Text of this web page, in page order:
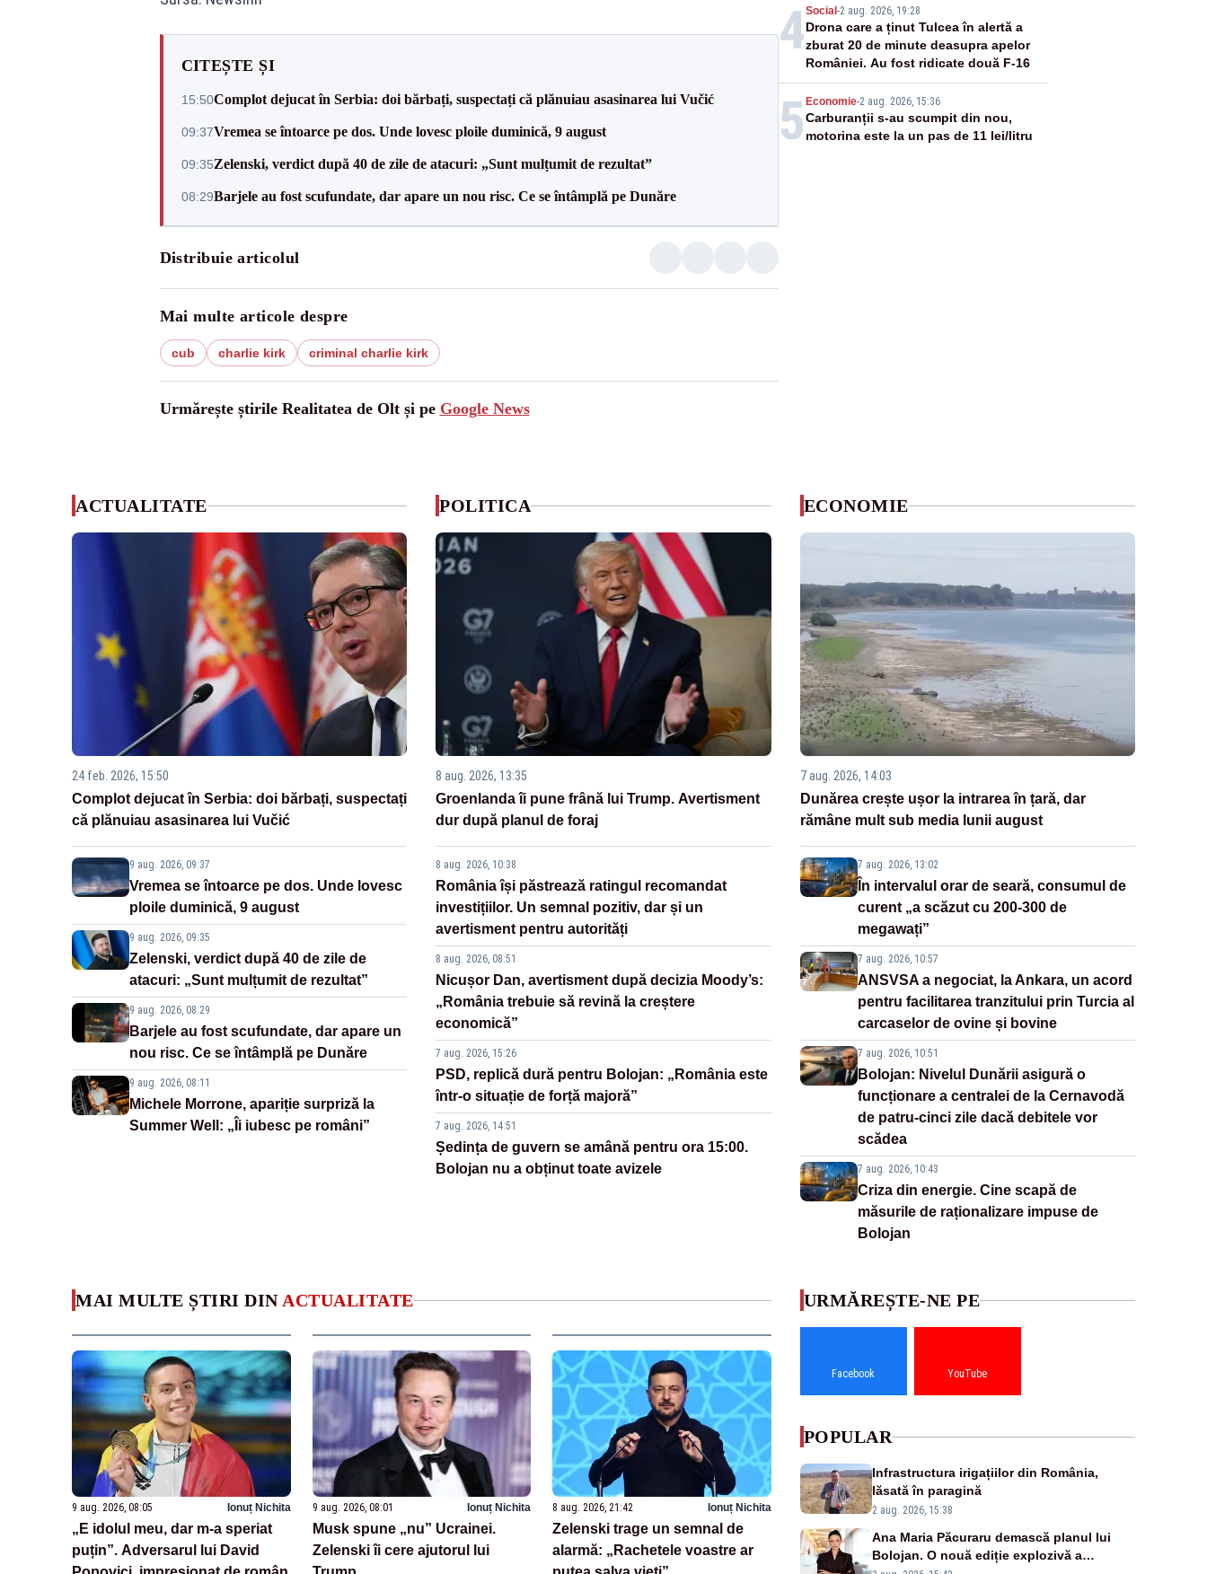
CITEȘTE ȘI
15:50Complot dejucat în Serbia: doi bărbați, suspectați că plănuiau asasinarea lui Vučić
09:37Vremea se întoarce pe dos. Unde lovesc ploile duminică, 9 august
09:35Zelenski, verdict după 40 de zile de atacuri: „Sunt mulțumit de rezultat”
08:29Barjele au fost scufundate, dar apare un nou risc. Ce se întâmplă pe Dunăre
Distribuie articolul
Mai multe articole despre
cub charlie kirk criminal charlie kirk
Urmărește știrile Realitatea de Olt și pe Google News
4Social -2 aug. 2026, 19:28
Drona care a ținut Tulcea în alertă a
zburat 20 de minute deasupra apelor
României. Au fost ridicate două F-16
5 Economie-2 aug. 2026, 15:36
Carburanții s-au scumpit din nou,
motorina este la un pas de 11 lei/litru
ACTUALITATE
24 feb. 2026, 15:50
Complot dejucat în Serbia: doi bărbați, suspectați
că plănuiau asasinarea lui Vučić
9 aug. 2026, 09:37
Vremea se întoarce pe dos. Unde lovesc
ploile duminică, 9 august
9 aug. 2026, 09:35
Zelenski, verdict după 40 de zile de
atacuri: „Sunt mulțumit de rezultat”
9 aug. 2026, 08:29
Barjele au fost scufundate, dar apare un
nou risc. Ce se întâmplă pe Dunăre
9 aug. 2026, 08:11
Michele Morrone, apariție surpriză la
Summer Well: „Îi iubesc pe români”
POLITICA
8 aug. 2026, 13:35
Groenlanda îi pune frână lui Trump. Avertisment
dur după planul de foraj
8 aug. 2026, 10:38
România își păstrează ratingul recomandat
investițiilor. Un semnal pozitiv, dar și un
avertisment pentru autorități
8 aug. 2026, 08:51
Nicușor Dan, avertisment după decizia Moody’s:
„România trebuie să revină la creștere
economică”
7 aug. 2026, 15:26
PSD, replică dură pentru Bolojan: „România este
într-o situație de forță majoră”
7 aug. 2026, 14:51
Ședința de guvern se amână pentru ora 15:00.
Bolojan nu a obținut toate avizele
ECONOMIE
7 aug. 2026, 14:03
Dunărea crește ușor la intrarea în țară, dar
rămâne mult sub media lunii august
7 aug. 2026, 13:02
În intervalul orar de seară, consumul de
curent „a scăzut cu 200-300 de
megawați”
7 aug. 2026, 10:57
ANSVSA a negociat, la Ankara, un acord
pentru facilitarea tranzitului prin Turcia al
carcaselor de ovine și bovine
7 aug. 2026, 10:51
Bolojan: Nivelul Dunării asigură o
funcționare a centralei de la Cernavodă
de patru-cinci zile dacă debitele vor
scădea
7 aug. 2026, 10:43
Criza din energie. Cine scapă de
măsurile de raționalizare impuse de
Bolojan
MAI MULTE ȘTIRI DIN ACTUALITATE
9 aug. 2026, 08:05 Ionuț Nichita
„E idolul meu, dar m-a speriat
puțin”. Adversarul lui David
9 aug. 2026, 08:01 Ionuț Nichita
Musk spune „nu” Ucrainei.
Zelenski îi cere ajutorul lui
8 aug. 2026, 21:42 Ionuț Nichita
Zelenski trage un semnal de
alarmă: „Rachetele voastre ar
URMĂREȘTE-NE PE
Facebook YouTube
POPULAR
Infrastructura irigațiilor din România,
lăsată în paragină
2 aug. 2026, 15:38
Ana Maria Păcuraru demască planul lui
Bolojan. O nouă ediție explozivă a